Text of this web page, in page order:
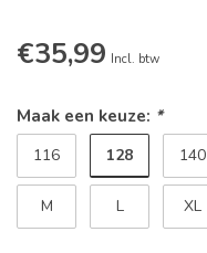
€35,99 Incl. btw
Maak een keuze: *
116 128 140
M L XL